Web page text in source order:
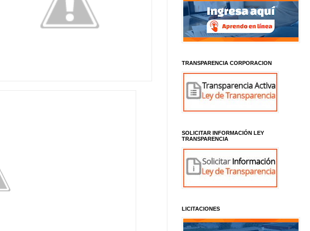
TRANSPARENCIA CORPORACION
SOLICITAR INFORMACIÓN LEY
TRANSPARENCIA
LICITACIONES